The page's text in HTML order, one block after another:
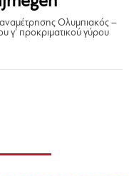
Ολυμπιακός –
γ’ προκριματικού γύρου